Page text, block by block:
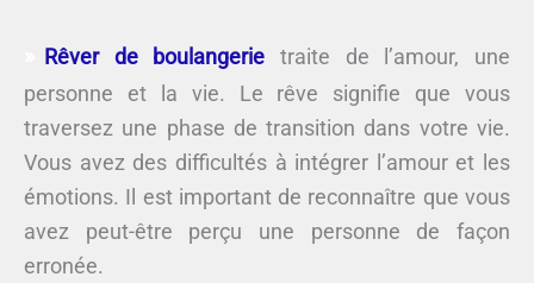
Rêver de boulangerie traite de l’amour, une
personne et la vie. Le rêve signifie que vous
traversez une phase de transition dans votre vie.
Vous avez des difficultés à intégrer l’amour et les
émotions. Il est important de reconnaître que vous
avez peut-être perçu une personne de façon
erronée.